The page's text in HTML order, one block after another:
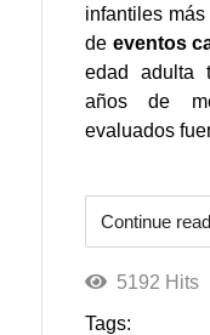
infantiles
de eventos
edad adulta
años de
evaluados
Continue
5192 Hits
Tags: